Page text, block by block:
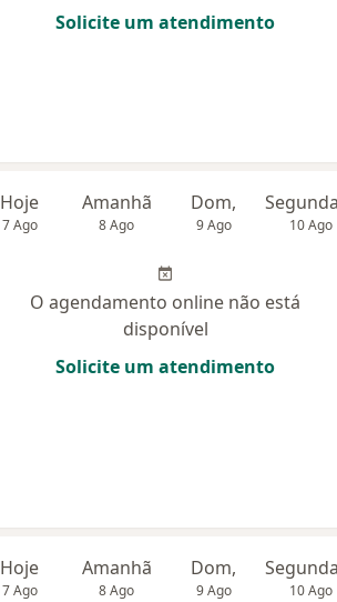
Solicite um atendimento
Hoje
7 Ago
Amanhã
8 Ago
Dom,
9 Ago 10 Ago
O agendamento online não está
disponível
Solicite um atendimento
Hoje
7 Ago
Amanhã
8 Ago
Dom,
9 Ago 10 Ago